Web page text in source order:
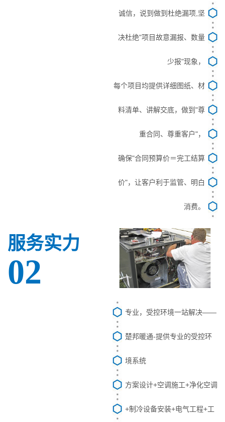
诚信，说到做到杜绝漏项,坚
决杜绝"项目故意漏报、数量
少报"现象，
每个项目均提供详细图纸、材
料清单、讲解交底，做到"尊
重合同、尊重客户"，
确保"合同预算价＝完工结算
价"，让客户利于监管、明白
消费。
服务实力
02
专业，受控环境一站解决——
楚邦暖通-提供专业的受控环
境系统
方案设计+空调施工+净化空调
+制冷设备安装+电气工程+工